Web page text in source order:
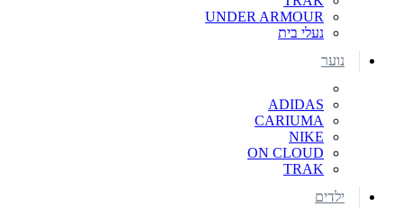
UNDER ARMOUR
נעלי בית
נוער
ADIDAS
CARIUMA
NIKE
ON CLOUD
TRAK
ילדים